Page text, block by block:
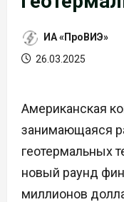
ИА «ПроВИЭ»
26.03.2025
Американская
занимающаяся
геотермальных
новый раунд
миллионов